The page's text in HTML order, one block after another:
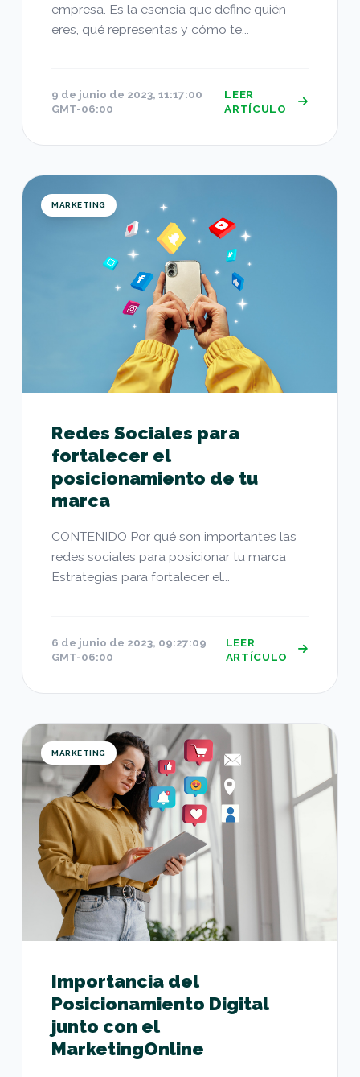
empresa. Es la esencia que define quién
eres, qué representas y cómo te...
9 de junio de 2023, 11:17:00
GMT-06:00
LEER
ARTÍCULO
Redes Sociales para fortalecer el
MARKETING
Redes Sociales para
fortalecer el
posicionamiento de tu
marca
CONTENIDO Por qué son importantes las
redes sociales para posicionar tu marca
Estrategias para fortalecer el...
6 de junio de 2023, 09:27:09
GMT-06:00
LEER
ARTÍCULO
Importancia del Posicionamiento Digital junto
MARKETING
Importancia del
Posicionamiento Digital
junto con el
MarketingOnline